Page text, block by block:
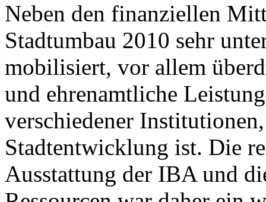
Neben den finanziellen
Stadtumbau 2010 sehr
mobilisiert, vor allem
und ehrenamtliche
verschiedener
Stadtentwicklung ist. Die
Ausstattung der IBA und